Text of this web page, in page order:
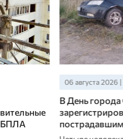
БПЛА
06 августа 2026
В День